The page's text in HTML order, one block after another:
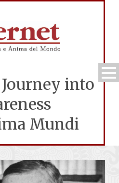
into
Mundi